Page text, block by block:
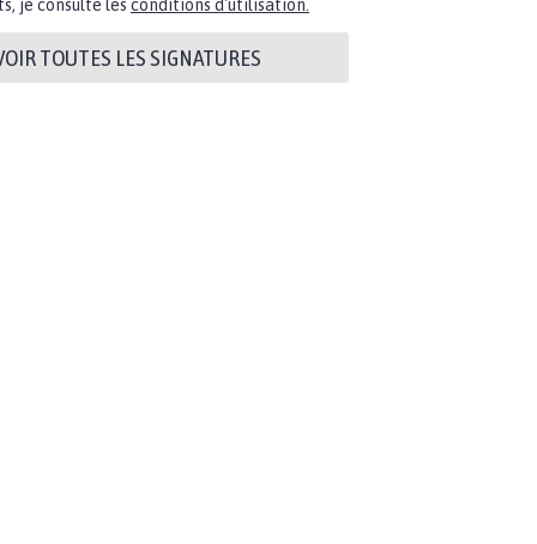
je consulte les conditions d'utilisation.
TOUTES LES SIGNATURES